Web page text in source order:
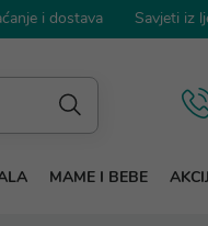
i dostava Savjeti iz
MAME I BEBE